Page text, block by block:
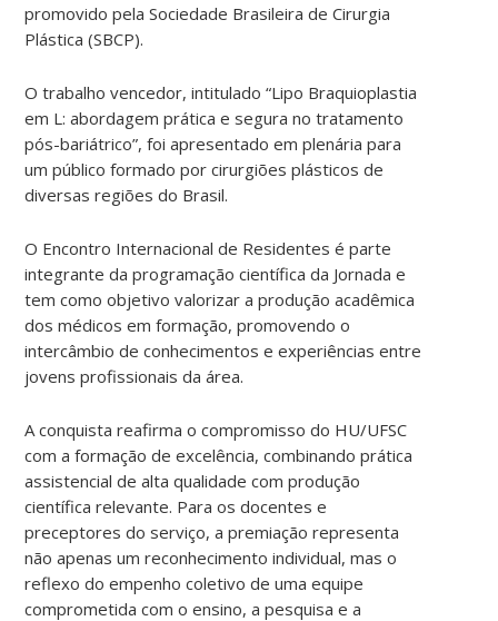
promovido pela Sociedade Brasileira de Cirurgia
Plástica (SBCP).
O trabalho vencedor, intitulado “Lipo Braquioplastia
em L: abordagem prática e segura no tratamento
pós-bariátrico”, foi apresentado em plenária para
um público formado por cirurgiões plásticos de
diversas regiões do Brasil.
O Encontro Internacional de Residentes é parte
integrante da programação científica da Jornada e
tem como objetivo valorizar a produção acadêmica
dos médicos em formação, promovendo o
intercâmbio de conhecimentos e experiências entre
jovens profissionais da área.
A conquista reafirma o compromisso do HU/UFSC
com a formação de excelência, combinando prática
assistencial de alta qualidade com produção
científica relevante. Para os docentes e
preceptores do serviço, a premiação representa
não apenas um reconhecimento individual, mas o
reflexo do empenho coletivo de uma equipe
comprometida com o ensino, a pesquisa e a